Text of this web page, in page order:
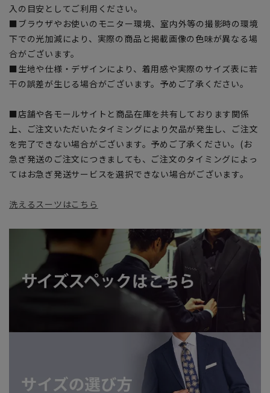
入の目安としてご利用ください。
■ブラウザやお使いのモニター環境、室内外等の撮影時の環境
下での光加減により、実際の商品と掲載画像の色味が異なる場
合がございます。
■生地や仕様・デザインにより、着用感や実際のサイズ表に若
干の誤差が生じる場合がございます。予めご了承ください。
■店舗や各モールサイトと商品在庫を共有しております関係
上、ご注文いただいたタイミングにより欠品が発生し、ご注文
を完了できない場合がございます。予めご了承ください。(お
急ぎ発送のご注文につきましても、ご注文のタイミングによっ
てはお急ぎ発送サービスを選択できない場合がございます。
洗えるスーツはこちら